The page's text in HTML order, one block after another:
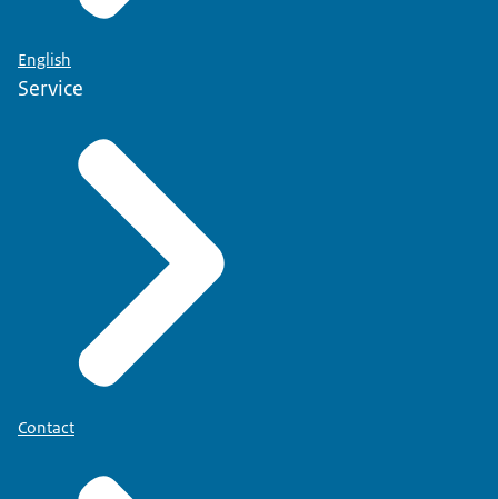
English
Service
Contact